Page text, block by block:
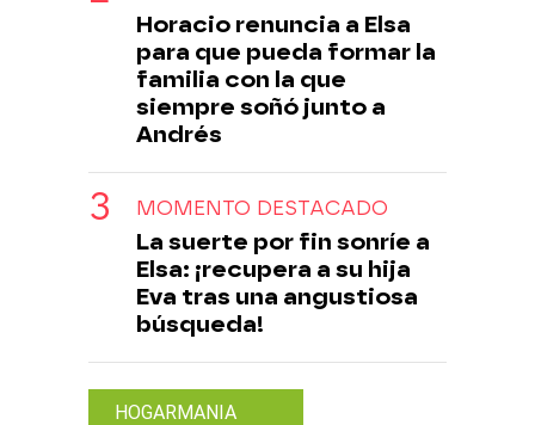
Horacio renuncia a Elsa
para que pueda formar la
familia con la que
siempre soñó junto a
Andrés
MOMENTO DESTACADO
La suerte por fin sonríe a
Elsa: ¡recupera a su hija
Eva tras una angustiosa
búsqueda!
HOGARMANIA